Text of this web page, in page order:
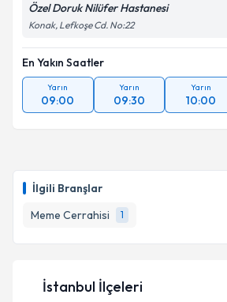
İlgili Branşlar
Meme Cerrahisi
1
Özel Doruk Nilüfer Hastanesi
Konak, Lefkoşe Cd. No:22
En Yakın Saatler
Yarın
09:00
Yarın
09:30
Yarın
10:00
İstanbul İlçeleri